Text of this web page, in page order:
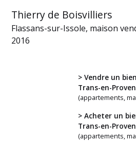
Thierry de Boisvilliers
Flassans-sur-Issole, maison
2016
> Vendre un
Trans-en-
(appartements,
> Acheter un
Trans-en-
(appartements,